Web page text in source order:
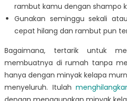
rambut kamu dengan shampo
Gunakan seminggu sekali
cepat hilang dan rambut pun
Bagaimana, tertarik untuk
membuatnya di rumah tanpa
hanya dengan minyak kelapa
menyeluruh. Itulah